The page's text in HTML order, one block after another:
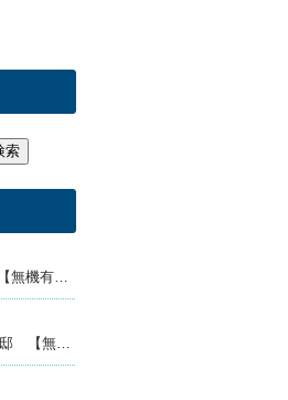
沖縄県読谷村宇座T様邸【無機有機ハイブリッド塗料／セミフロンスーパーマイルドⅡ】
沖縄県うるま市赤道O様邸 【無機有機ハイブリッド塗料セミフロンスーパーマイルドⅡ】